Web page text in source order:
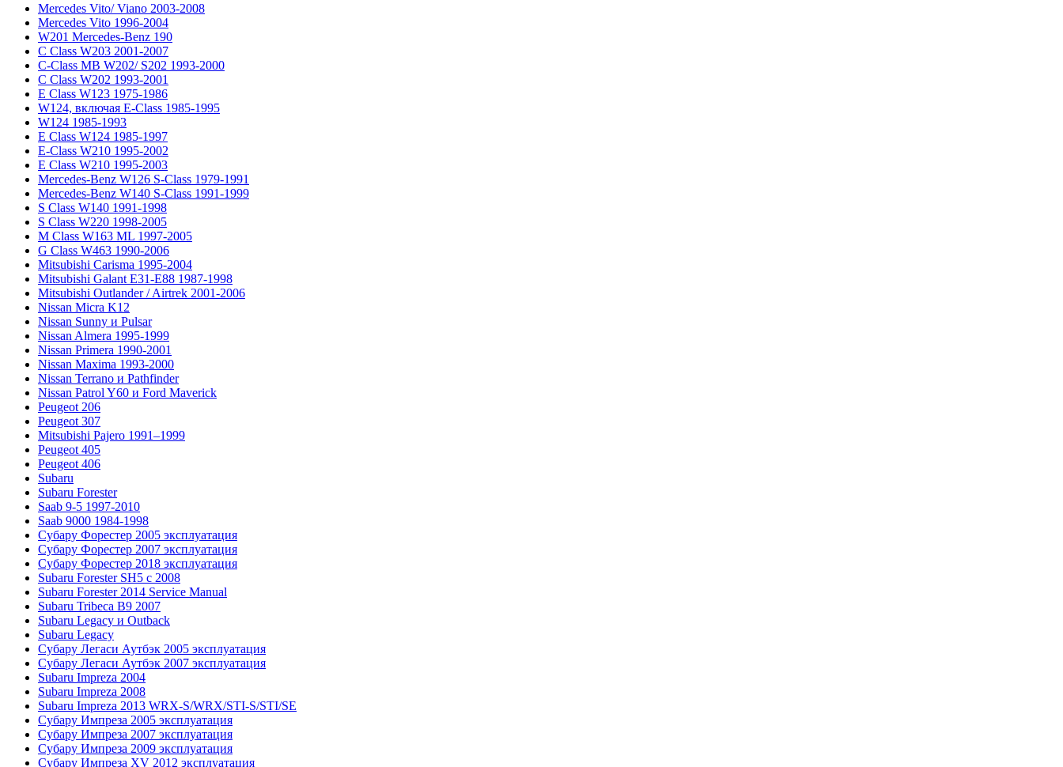
Mercedes Vito/ Viano 2003-2008
Mercedes Vito 1996-2004
W201 Mercedes-Benz 190
C Class W203 2001-2007
C-Class MB W202/ S202 1993-2000
C Class W202 1993-2001
E Class W123 1975-1986
W124, включая E-Class 1985-1995
W124 1985-1993
E Class W124 1985-1997
E-Class W210 1995-2002
E Class W210 1995-2003
Mercedes-Benz W126 S-Class 1979-1991
Mercedes-Benz W140 S-Class 1991-1999
S Class W140 1991-1998
S Class W220 1998-2005
M Class W163 ML 1997-2005
G Class W463 1990-2006
Mitsubishi Carisma 1995-2004
Mitsubishi Galant E31-E88 1987-1998
Mitsubishi Outlander / Airtrek 2001-2006
Nissan Micra K12
Nissan Sunny и Pulsar
Nissan Almera 1995-1999
Nissan Primera 1990-2001
Nissan Maxima 1993-2000
Nissan Terrano и Pathfinder
Nissan Patrol Y60 и Ford Maverick
Peugeot 206
Peugeot 307
Mitsubishi Pajero 1991–1999
Peugeot 405
Peugeot 406
Subaru
Subaru Forester
Saab 9-5 1997-2010
Saab 9000 1984-1998
Субару Форестер 2005 эксплуатация
Субару Форестер 2007 эксплуатация
Субару Форестер 2018 эксплуатация
Subaru Forester SH5 с 2008
Subaru Forester 2014 Service Manual
Subaru Tribeca В9 2007
Subaru Legacy и Outback
Subaru Legacy
Субару Легаси Аутбэк 2005 эксплуатация
Субару Легаси Аутбэк 2007 эксплуатация
Subaru Impreza 2004
Subaru Impreza 2008
Subaru Impreza 2013 WRX-S/WRX/STI-S/STI/SE
Субару Импреза 2005 эксплуатация
Субару Импреза 2007 эксплуатация
Субару Импреза 2009 эксплуатация
Субару Импреза XV 2012 эксплуатация